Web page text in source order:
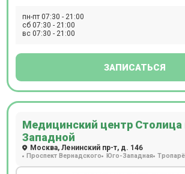
пн-пт 07:30 - 21:00
сб 07:30 - 21:00
вс 07:30 - 21:00
ЗАПИСАТЬСЯ
Медицинский центр Столица
Западной
Москва, Ленинский пр-т, д. 146
Проспект Вернадского Юго-Западная